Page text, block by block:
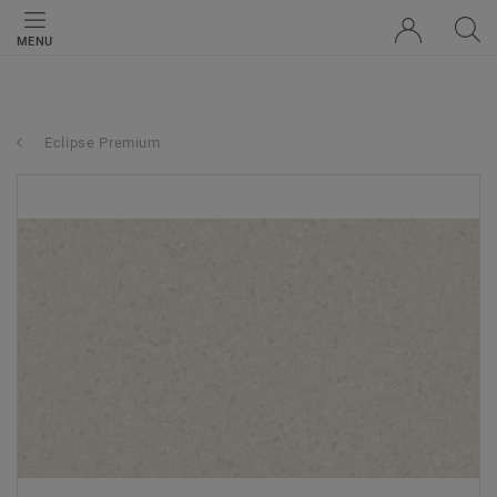
MENU
Eclipse Premium